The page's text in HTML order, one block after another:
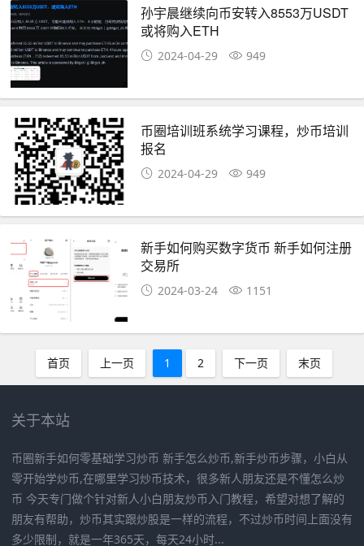
孙宇晨继续向币安转入8553万USDT
或将购入ETH
2024-04-29 949
币圈培训班系统学习课程，炒币培训
报名
2024-04-29 949
新手如何购买数字货币 新手如何注册
交易所
2024-03-24 1151
首页 上一页 1 2 下一页 末页
关于本站
币圈新手如何零基础学习炒币 新手怎么炒币,新手炒币步骤，小白从
零开始学炒币,在哪里学习炒币技术，很多新人朋友还是不懂怎么炒
币 今天专门做个针对新人小白朋友炒币入门教程，希望对想了解的
朋友有帮助，炒币其实跟炒股是一样的流程，不过炒币时间上面没有
多少限制，就是一年365天，每天24小时...